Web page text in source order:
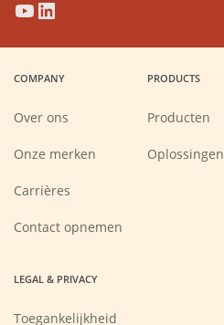
(Opens
in
new
(Opens
in
new
(Opens
in
new
(Opens
in
new
COMPANY
Over ons
Onze merken
Carrières
new
window)
Contact opnemen
PRODUCTS
Producten
Oplossingen
LEGAL & PRIVACY
Toegankelijkheid